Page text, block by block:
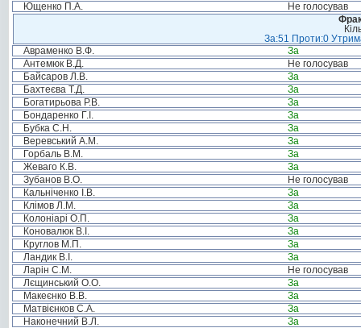
Ющенко П.А.
Не голосував
За:51 Проти:0
Авраменко В.Ф.
За
Антемюк В.Д.
Не голосував
Байсаров Л.В.
За
Бахтеєва Т.Д.
За
Богатирьова Р.В.
За
Бондаренко Г.І.
За
Бубка С.Н.
За
Веревський А.М.
За
Горбаль В.М.
За
Жеваго К.В.
За
Зубанов В.О.
Не голосував
Кальніченко І.В.
За
Клімов Л.М.
За
Колоніарі О.П.
За
Коновалюк В.І.
За
Круглов М.П.
За
Ландик В.І.
За
Ларін С.М.
Не голосував
Лєщинський О.О.
За
Макеєнко В.В.
За
Матвієнков С.А.
За
Наконечний В.Л.
За